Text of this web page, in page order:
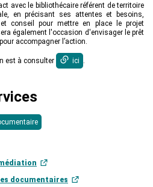
avec le bibliothécaire référent de territoire
en précisant ses attentes et besoins,
conseil pour mettre en place le projet
également l'occasion d'envisager le prêt
accompagner l’action.
est à consulter ici
documentaires